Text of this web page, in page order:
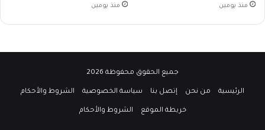
منذ يومين منذ يومين
جميع الحقوق محفوظة 2026
الرئيسية من نحن إتصل بنا سياسة الخصوصية الشروط والأحكام
خريطة الموقع الشروط والأحكام